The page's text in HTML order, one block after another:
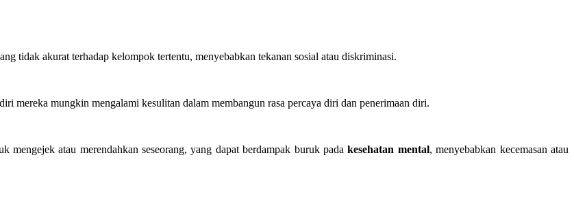
tidak akurat terhadap kelompok tertentu, menyebabkan tekanan sosial atau diskriminasi.
mereka mungkin mengalami kesulitan dalam membangun rasa percaya diri dan penerimaan diri.
mengejek atau merendahkan seseorang, yang dapat berdampak buruk padakesehatan mental, menyebabkan kecemasan atau